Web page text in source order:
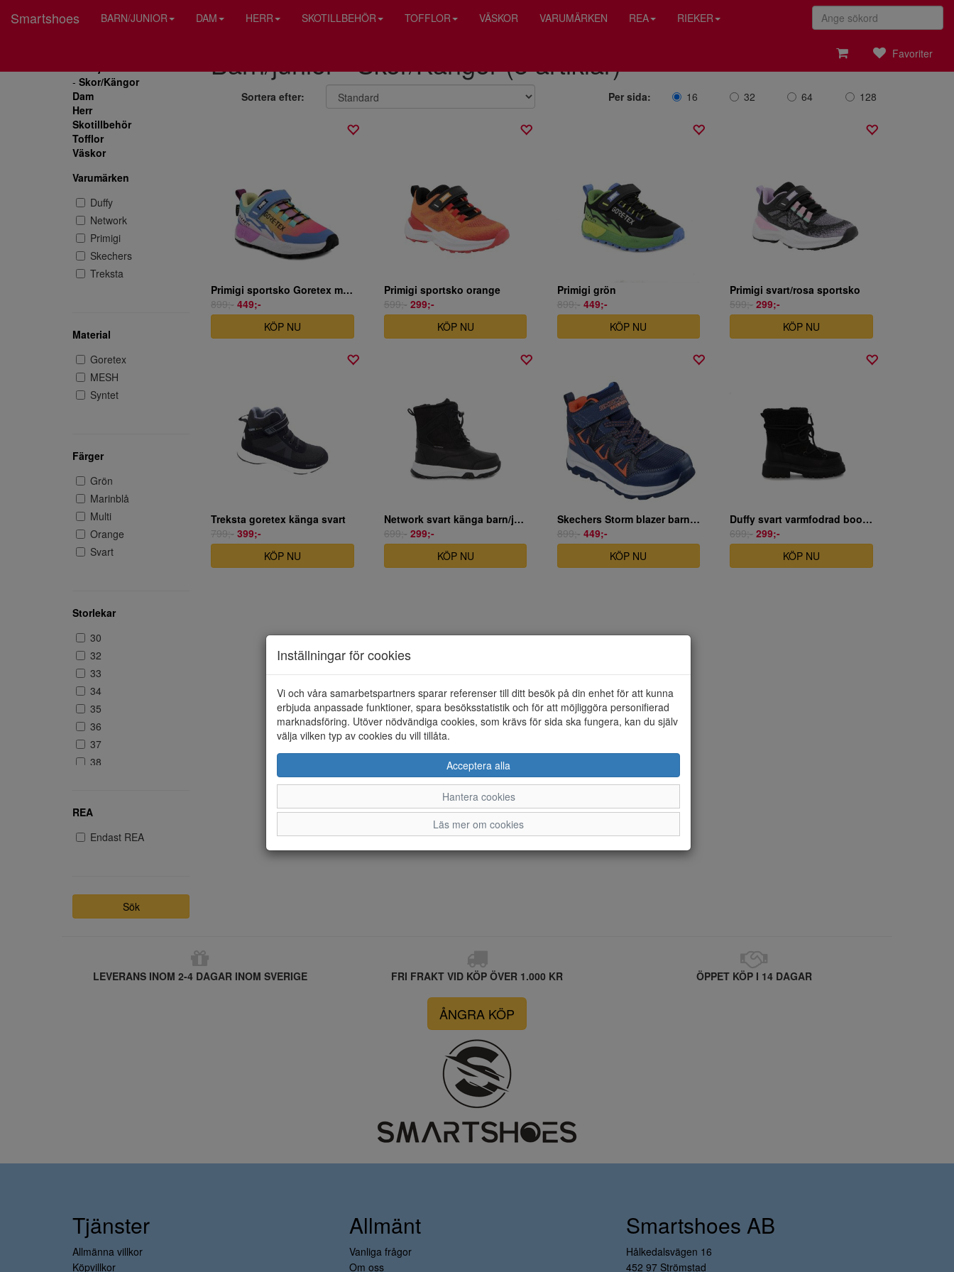
Smartshoes BARN/JUNIOR DAM HERR SKOTILLBEHÖR TOFFLOR VÄSKOR VARUMÄRKEN REA RIEKER
Favoriter
- Skor/Kängor
Dam
Herr
Skotillbehör
Tofflor
Väskor
Varumärken
Duffy
Network
Primigi
Skechers
Treksta
Material
Goretex
MESH
Syntet
Färger
Grön
Marinblå
Multi
Orange
Svart
Storlekar
30
32
33
34
35
36
37
38
REA
Endast REA
Sök
Barn/junior - Skor/Kängor (8 artiklar)
Sortera efter: Per sida: 16 32 64 128
Primigi sportsko Goretex multi
899;- 449;-
KÖP NU
Primigi sportsko orange
599;- 299;-
KÖP NU
Primigi grön
899;- 449;-
KÖP NU
Primigi svart/rosa sportsko
599;- 299;-
KÖP NU
Treksta goretex känga svart
799;- 399;-
KÖP NU
Network svart känga barn/junior storlekar
699;- 299;-
KÖP NU
Skechers Storm blazer barnkänga
899;- 449;-
KÖP NU
Duffy svart varmfodrad boots Junior
699;- 299;-
KÖP NU
LEVERANS INOM 2-4 DAGAR INOM SVERIGE FRI FRAKT VID KÖP ÖVER 1.000 KR ÖPPET KÖP I 14 DAGAR
ÅNGRA KÖP
Inställningar för cookies
Vi och våra samarbetspartners sparar referenser till ditt besök på din enhet för att kunna
erbjuda anpassade funktioner, spara besöksstatistik och för att möjliggöra personifierad
marknadsföring. Utöver nödvändiga cookies, som krävs för sida ska fungera, kan du själv
välja vilken typ av cookies du vill tillåta.
Acceptera alla
Hantera cookies
Läs mer om cookies
Tjänster
Allmänna villkor
Köpvillkor
Allmänt
Vanliga frågor
Om oss
Smartshoes AB
Hålkedalsvägen 16
452 97 Strömstad